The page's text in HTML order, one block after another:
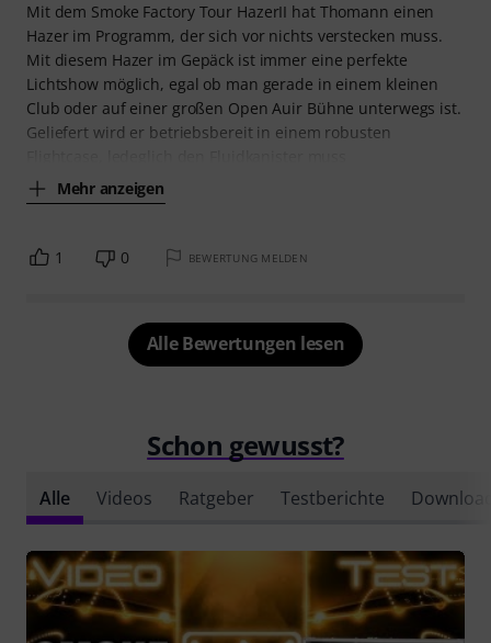
Mit dem Smoke Factory Tour HazerII hat Thomann einen
Hazer im Programm, der sich vor nichts verstecken muss.
Mit diesem Hazer im Gepäck ist immer eine perfekte
Lichtshow möglich, egal ob man gerade in einem kleinen
Club oder auf einer großen Open Auir Bühne unterwegs ist.
Geliefert wird er betriebsbereit in einem robusten
Mehr anzeigen
1 0 BEWERTUNG MELDEN
Alle Bewertungen lesen
Schon gewusst?
Alle Videos Ratgeber Testberichte